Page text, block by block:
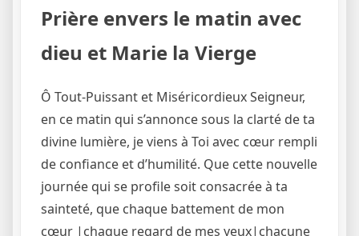
Prière envers le matin avec
dieu et Marie la Vierge
Ô Tout-Puissant et Miséricordieux Seigneur,
en ce matin qui s’annonce sous la clarté de ta
divine lumière, je viens à Toi avec cœur rempli
de confiance et d’humilité. Que cette nouvelle
journée qui se profile soit consacrée à ta
sainteté, que chaque battement de mon
cœur |chaque regard de mes yeux|chacune